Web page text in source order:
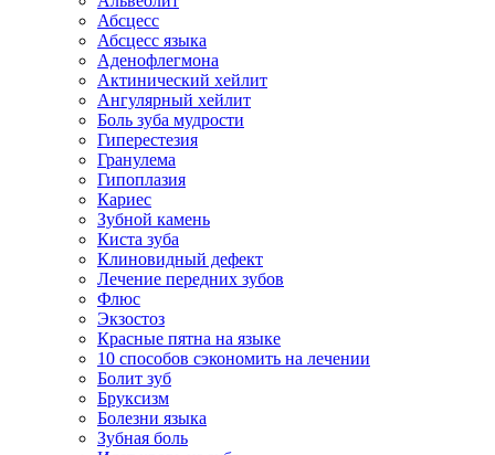
Абсцесс
Абсцесс языка
Аденофлегмона
Актинический хейлит
Ангулярный хейлит
Боль зуба мудрости
Гиперестезия
Гранулема
Гипоплазия
Кариес
Зубной камень
Киста зуба
Клиновидный дефект
Лечение передних зубов
Флюс
Экзостоз
Красные пятна на языке
10 способов сэкономить на лечении
Болит зуб
Бруксизм
Болезни языка
Зубная боль